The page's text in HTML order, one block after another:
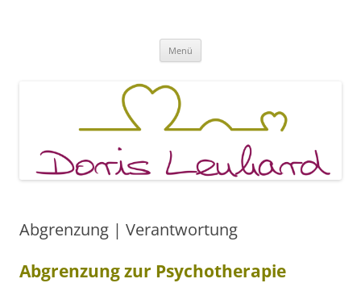
Menü
Abgrenzung | Verantwortung
Abgrenzung zur Psychotherapie